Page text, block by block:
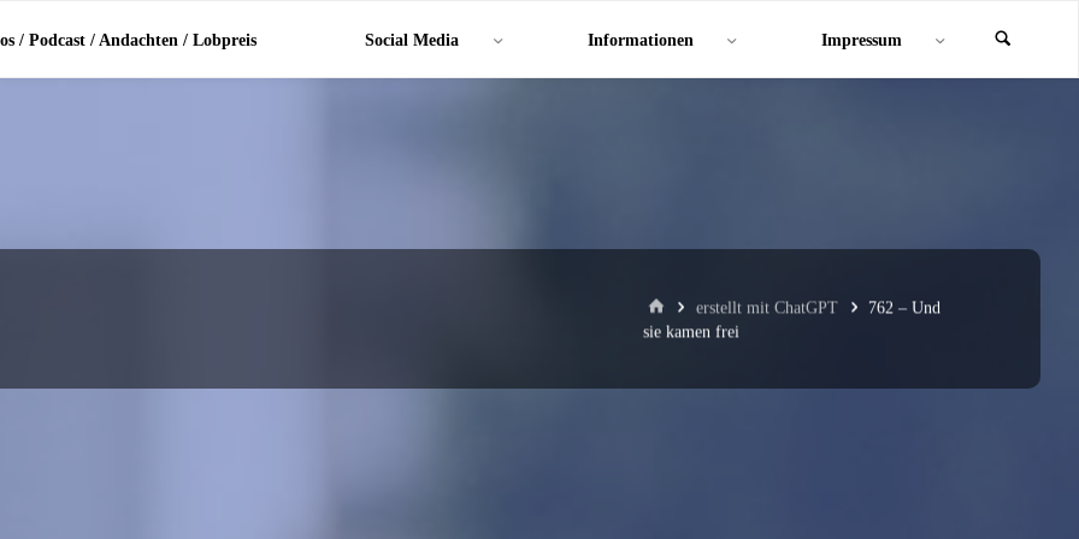
/ Podcast / Andachten / Lobpreis Social Media Informationen Impressum
Starterstellt mit ChatGPT
762 – Und
sie kamen frei